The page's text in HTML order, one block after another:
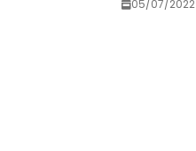
05/07/2022